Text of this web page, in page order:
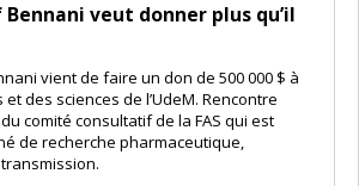
Bennani veut donner plus qu’il
vient de faire un don de 500 000 $ à
des sciences de l’UdeM. Rencontre
comité consultatif de la FAS qui est
de recherche pharmaceutique,